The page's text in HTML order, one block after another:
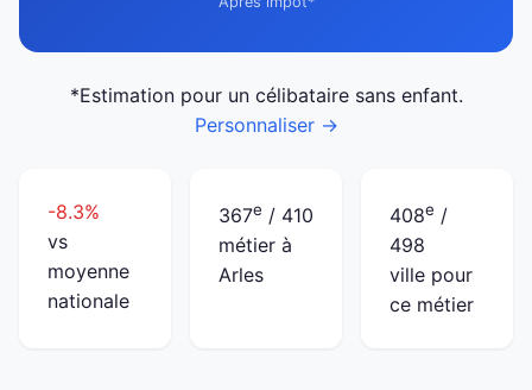
*Estimation pour un célibataire sans enfant.
Personnaliser →
-8.3%
vs
moyenne
nationale
367e / 410
métier à
Arles
408e /
498
ville pour
ce métier